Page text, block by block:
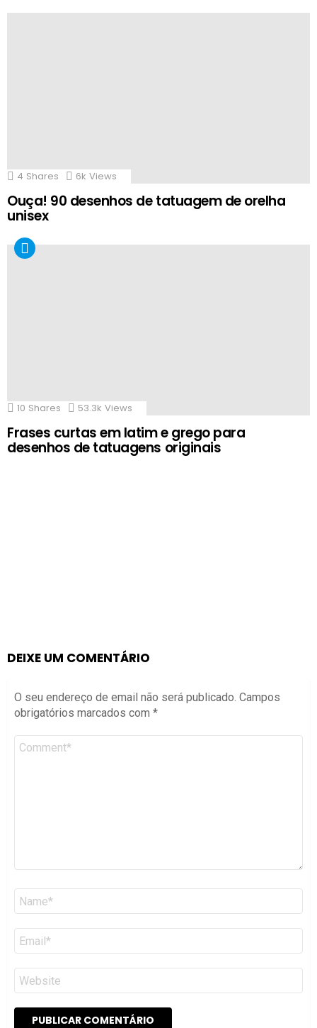
4 Shares 6k Views
Ouça! 90 desenhos de tatuagem de orelha
unisex
10 Shares 53.3k Views
Frases curtas em latim e grego para
desenhos de tatuagens originais
DEIXE UM COMENTÁRIO
O seu endereço de email não será publicado. Campos
obrigatórios marcados com *
Comentário
Nome
Email
Site